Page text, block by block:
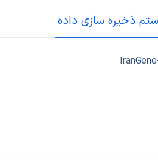
ذخیره سازی داده